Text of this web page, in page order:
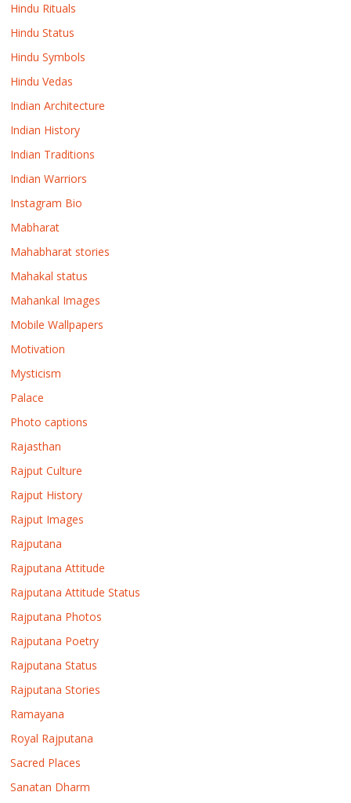
Hindu Rituals
Hindu Status
Hindu Symbols
Hindu Vedas
Indian Architecture
Indian History
Indian Traditions
Indian Warriors
Instagram Bio
Mabharat
Mahabharat stories
Mahakal status
Mahankal Images
Mobile Wallpapers
Motivation
Mysticism
Palace
Photo captions
Rajasthan
Rajput Culture
Rajput History
Rajput Images
Rajputana
Rajputana Attitude
Rajputana Attitude Status
Rajputana Photos
Rajputana Poetry
Rajputana Status
Rajputana Stories
Ramayana
Royal Rajputana
Sacred Places
Sanatan Dharm